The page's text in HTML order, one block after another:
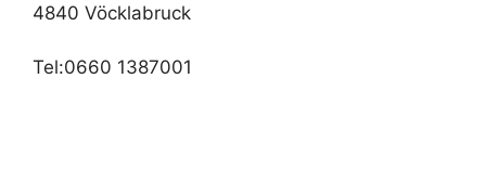
4840 Vöcklabruck
Tel:0660 1387001